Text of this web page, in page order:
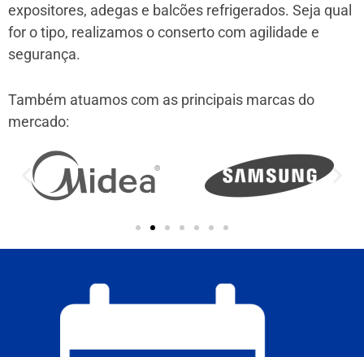
expositores, adegas e balcões refrigerados. Seja qual
for o tipo, realizamos o conserto com agilidade e
segurança.
Também atuamos com as principais marcas do
mercado: